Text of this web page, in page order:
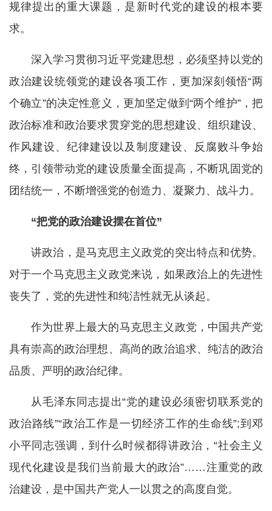
规律提出的重大课题，是新时代党的建设的根本要
求。
深入学习贯彻习近平党建思想，必须坚持以党的
政治建设统领党的建设各项工作，更加深刻领悟“两
个确立”的决定性意义，更加坚定做到“两个维护”，把
政治标准和政治要求贯穿党的思想建设、组织建设、
作风建设、纪律建设以及制度建设、反腐败斗争始
终，引领带动党的建设质量全面提高，不断巩固党的
团结统一，不断增强党的创造力、凝聚力、战斗力。
“把党的政治建设摆在首位”
讲政治，是马克思主义政党的突出特点和优势。
对于一个马克思主义政党来说，如果政治上的先进性
丧失了，党的先进性和纯洁性就无从谈起。
作为世界上最大的马克思主义政党，中国共产党
具有崇高的政治理想、高尚的政治追求、纯洁的政治
品质、严明的政治纪律。
从毛泽东同志提出“党的建设必须密切联系党的
政治路线”“政治工作是一切经济工作的生命线”;到邓
小平同志强调，到什么时候都得讲政治，“社会主义
现代化建设是我们当前最大的政治”……注重党的政
治建设，是中国共产党人一以贯之的高度自觉。